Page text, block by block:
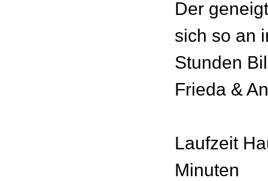
Der
sich so an
Stunden
Frieda &
Laufzeit
Minuten